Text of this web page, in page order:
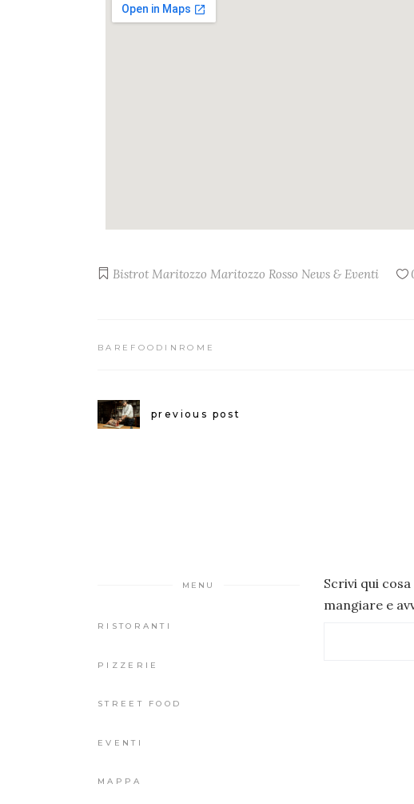
Bistrot Maritozzo Maritozzo Rosso News & Eventi
BAREFOODINROME
previous post
MENU
RISTORANTI
PIZZERIE
STREET FOOD
EVENTI
MAPPA
Scrivi qui
mangiare e